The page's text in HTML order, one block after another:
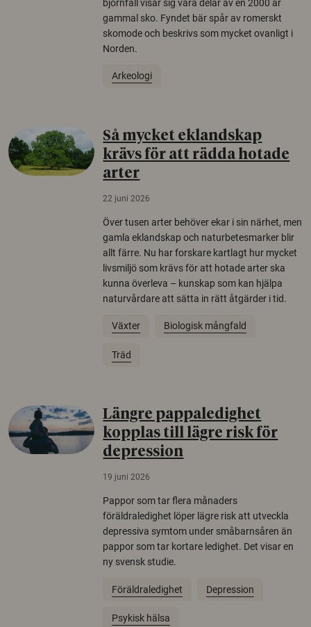
björnfäll visar sig vara delar av en 2000 år
gammal sko. Fyndet bär spår av romerskt
skomode och beskrivs som mycket ovanligt i
Norden.
Arkeologi
Så mycket eklandskap
krävs för att rädda hotade
arter
22 juni 2026
Över tusen arter behöver ekar i sin närhet, men
gamla eklandskap och naturbetesmarker blir
allt färre. Nu har forskare kartlagt hur mycket
livsmiljö som krävs för att hotade arter ska
kunna överleva – kunskap som kan hjälpa
naturvårdare att sätta in rätt åtgärder i tid.
Växter Biologisk mångfald
Träd
Längre pappaledighet
kopplas till lägre risk för
depression
19 juni 2026
Pappor som tar flera månaders
föräldraledighet löper lägre risk att utveckla
depressiva symtom under småbarnsåren än
pappor som tar kortare ledighet. Det visar en
ny svensk studie.
Föräldraledighet Depression
Psykisk hälsa